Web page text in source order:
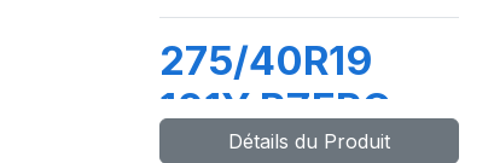
275/40R19
101Y PZERO
Détails du Produit